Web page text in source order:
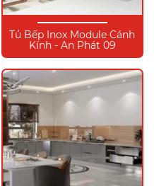
Tủ Bếp Inox Module Cánh
Kính - An Phát 09